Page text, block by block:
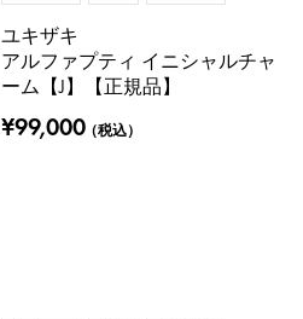
ユキザキ
アルファプティ イニシャルチャ
ーム【J】【正規品】
¥99,000（税込）